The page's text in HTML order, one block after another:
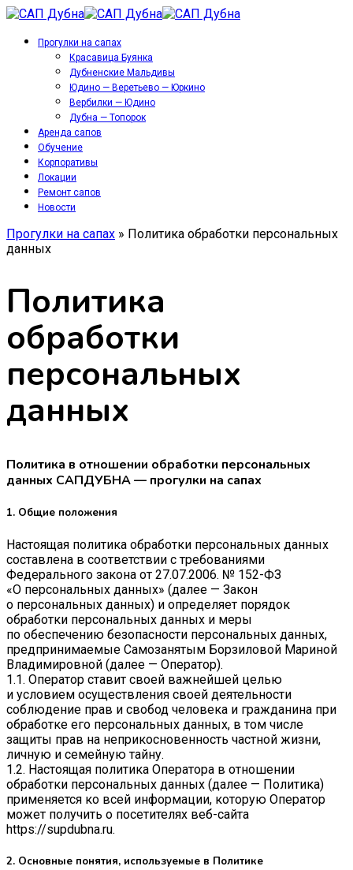
Прогулки на сапах
Красавица Буянка
Дубненские Мальдивы
Юдино — Веретьево — Юркино
Вербилки — Юдино
Дубна — Топорок
Аренда сапов
Обучение
Корпоративы
Локации
Ремонт сапов
Новости
Прогулки на сапах » Политика обработки персональных
данных
Политика
обработки
персональных
данных
Политика в отношении обработки персональных
данных САПДУБНА — прогулки на сапах
1. Общие положения
Настоящая политика обработки персональных данных
составлена в соответствии с требованиями
Федерального закона от 27.07.2006. № 152-ФЗ
«О персональных данных» (далее — Закон
о персональных данных) и определяет порядок
обработки персональных данных и меры
по обеспечению безопасности персональных данных,
предпринимаемые Самозанятым Борзиловой Мариной
Владимировной (далее — Оператор).
1.1. Оператор ставит своей важнейшей целью
и условием осуществления своей деятельности
соблюдение прав и свобод человека и гражданина при
обработке его персональных данных, в том числе
защиты прав на неприкосновенность частной жизни,
личную и семейную тайну.
1.2. Настоящая политика Оператора в отношении
обработки персональных данных (далее — Политика)
применяется ко всей информации, которую Оператор
может получить о посетителях веб-сайта
https://supdubna.ru.
2. Основные понятия, используемые в Политике